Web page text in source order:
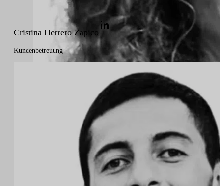
Cristina Herrero Zapico
Kundenbetreuung